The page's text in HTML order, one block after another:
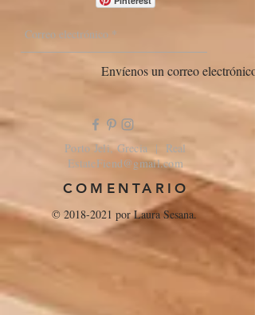
Envíenos un correo electrónico
Porto Jeli, Grecia | Real
EstateFiend@gmail.com
COMENTARIO
© 2018-2021 por Laura Sesana.